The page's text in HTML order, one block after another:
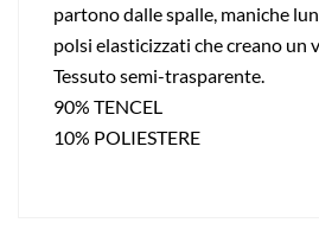
partono dalle spalle, maniche
polsi elasticizzati che creano un
Tessuto semi-trasparente.
90% TENCEL
10% POLIESTERE